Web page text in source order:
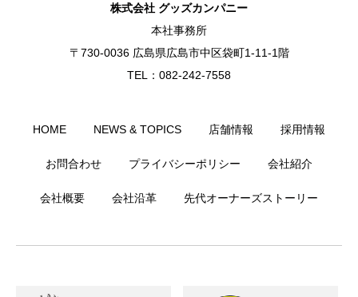
株式会社 グッズカンパニー
本社事務所
〒730-0036 広島県広島市中区袋町1-11-1階
TEL：082-242-7558
HOME NEWS & TOPICS 店舗情報 採用情報
お問合わせ プライバシーポリシー 会社紹介
会社概要 会社沿革 先代オーナーズストーリー